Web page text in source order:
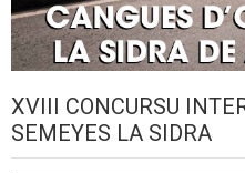
XVIII CONCURSU
SEMEYES LA SIDRA